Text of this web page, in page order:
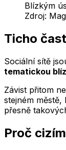
Blízkým
Zdroj:
Ticho
Sociální sítě
tematickou
Závist přitom
stejném
přesně
Proč